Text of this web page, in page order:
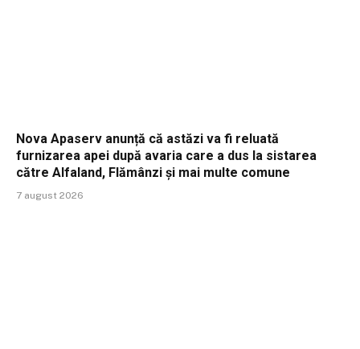
Nova Apaserv anunță că astăzi va fi reluată
furnizarea apei după avaria care a dus la sistarea
către Alfaland, Flămânzi și mai multe comune
7 august 2026